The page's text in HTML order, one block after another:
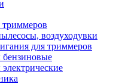
воздуходувки
для триммеров